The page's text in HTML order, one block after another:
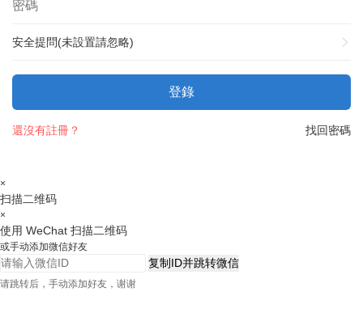
安全提問(未設置請忽略)
登錄
找回密碼
還沒有註冊？
×
扫描二维码
×
使用 WeChat 扫描二维码
或手动添加微信好友
复制ID并跳转微信
请跳转后，手动添加好友，谢谢